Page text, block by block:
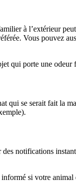
à l’extérieur
Vous pouvez
qui porte une odeur
qui se serait fait la
notifications
si votre